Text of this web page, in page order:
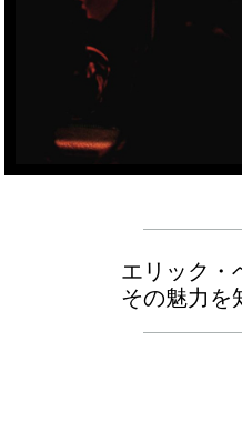
エリック・
その魅力を